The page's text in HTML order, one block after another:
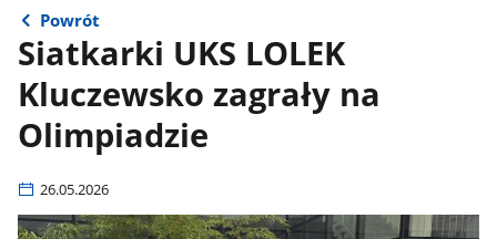
Powrót
Siatkarki UKS LOLEK
Kluczewsko zagrały na
Olimpiadzie
26.05.2026